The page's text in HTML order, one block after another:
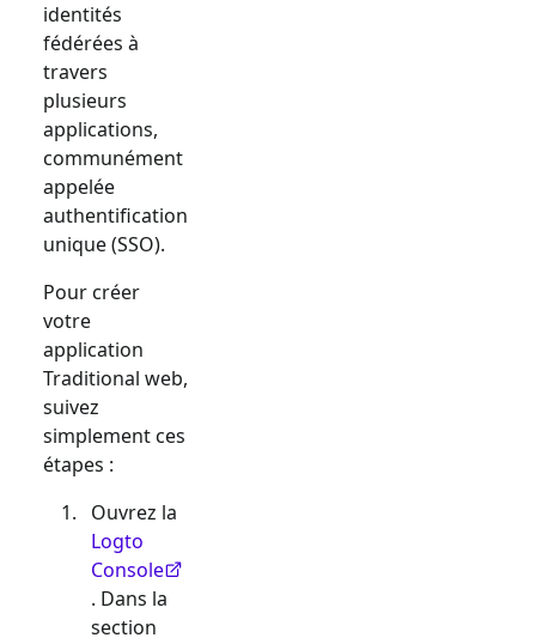
identités
fédérées à
travers
plusieurs
applications,
communément
appelée
authentification
unique (SSO).
Pour créer
votre
application
Traditional web,
suivez
simplement ces
étapes :
Ouvrez la
Logto
Console
. Dans la
section